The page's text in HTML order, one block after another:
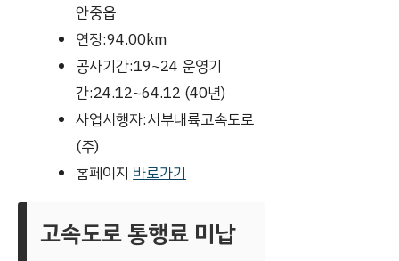
안중읍
연장:94.00km
공사기간:19~24 운영기
간:24.12~64.12 (40년)
사업시행자:서부내륙고속도로
(주)
홈페이지 바로가기
고속도로 통행료 미납